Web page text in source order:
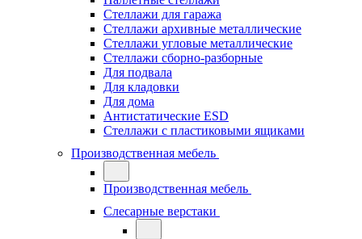
Стеллажи для гаража
Стеллажи архивные металлические
Стеллажи угловые металлические
Стеллажи сборно-разборные
Для подвала
Для кладовки
Для дома
Антистатические ESD
Стеллажи с пластиковыми ящиками
Производственная мебель
Производственная мебель
Слесарные верстаки